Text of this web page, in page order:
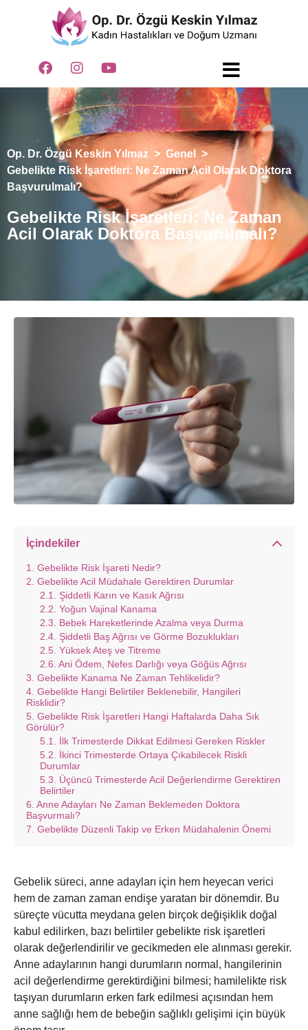
Op. Dr. Özgü Keskin Yılmaz > Genel >
Gebelikte Risk İşaretleri: Ne Zaman Acil Olarak Doktora
Başvurulmalı?
Gebelikte Risk İşaretleri: Ne Zaman
Acil Olarak Doktora Başvurulmalı?
İçindekiler
Gebelikte Risk İşareti Nedir?
Gebelikte Acil Müdahale Gerektiren Durumlar
Şiddetli Karın ve Kasık Ağrısı
Yoğun Vajinal Kanama
Bebek Hareketlerinde Azalma veya Durma
Şiddetli Baş Ağrısı ve Görme Bozuklukları
Yüksek Ateş ve Titreme
Ani Ödem, Nefes Darlığı veya Göğüs Ağrısı
Gebelikte Kanama Ne Zaman Tehlikelidir?
Gebelikte Hangi Belirtiler Beklenebilir, Hangileri
Risklidir?
Gebelikte Risk İşaretleri Hangi Haftalarda Daha Sık
Görülür?
İlk Trimesterde Dikkat Edilmesi Gereken Riskler
İkinci Trimesterde Ortaya Çıkabilecek Riskli
Durumlar
Üçüncü Trimesterde Acil Değerlendirme Gerektiren
Belirtiler
Anne Adayları Ne Zaman Beklemeden Doktora
Başvurmalı?
Gebelikte Düzenli Takip ve Erken Müdahalenin Önemi
Gebelik süreci, anne adayları için hem heyecan verici
hem de zaman zaman endişe yaratan bir dönemdir. Bu
süreçte vücutta meydana gelen birçok değişiklik doğal
kabul edilirken, bazı belirtiler gebelikte risk işaretleri
olarak değerlendirilir ve gecikmeden ele alınması gerekir.
Anne adaylarının hangi durumların normal, hangilerinin
acil değerlendirme gerektirdiğini bilmesi; hamilelikte risk
taşıyan durumların erken fark edilmesi açısından hem
anne sağlığı hem de bebeğin sağlıklı gelişimi için büyük